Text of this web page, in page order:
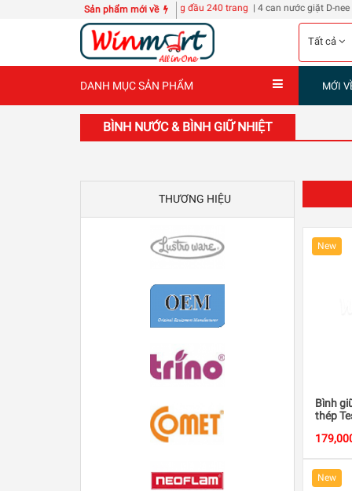
Sản phẩm mới về
Sổ A3 bìa cứng 6 tập bằng đầu 240 trang | 4 can nước giặt D-nee Thái Lan 3L
Tất cả
DANH MỤC SẢN PHẨM MỚI
BÌNH NƯỚC & BÌNH GIỮ NHIỆT
THƯƠNG HIỆU
New
Bình
thép
New